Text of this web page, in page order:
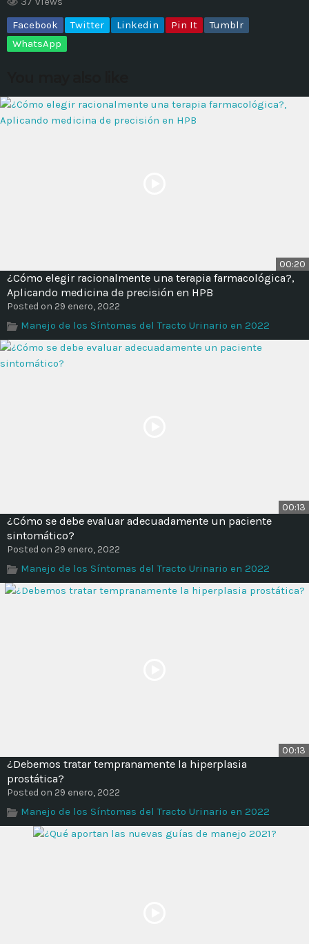
MOST UPVOTED
Validating Enterprise
Architectures In The Current
Time
Facebook
Twitter Linkedin Pin It
Tumblr
WhatsApp
00:20
¿Cómo elegir racionalmente una terapia farmacológica?,
Aplicando medicina de precisión en HPB
Posted on 29 enero, 2022
Manejo de los Síntomas del Tracto Urinario en 2022
00:13
¿Cómo se debe evaluar adecuadamente un paciente
sintomático?
Posted on 29 enero, 2022
Manejo de los Síntomas del Tracto Urinario en 2022
00:13
¿Debemos tratar tempranamente la hiperplasia
prostática?
Posted on 29 enero, 2022
Manejo de los Síntomas del Tracto Urinario en 2022